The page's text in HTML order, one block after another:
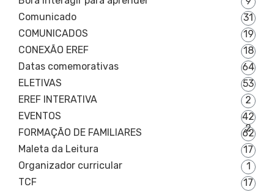
Comunicado
31
COMUNICADOS
19
CONEXÃO EREF
18
Datas comemorativas
64
ELETIVAS
53
EREF INTERATIVA
2
EVENTOS
42
2
FORMAÇÃO DE FAMILIARES
62
Maleta da Leitura
17
Organizador curricular
1
TCF
17